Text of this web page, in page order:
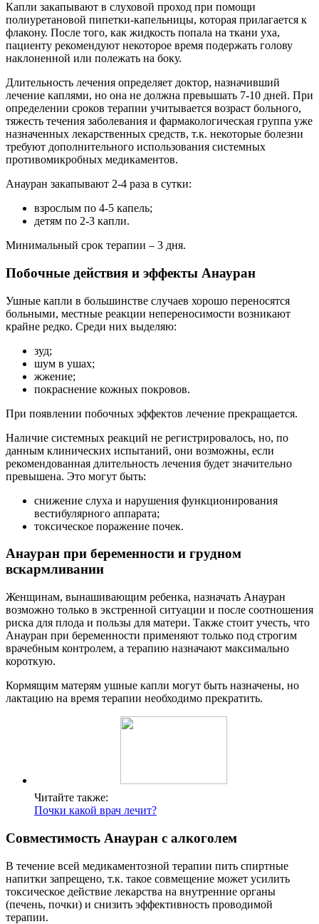
Капли закапывают в слуховой проход при помощи
полиуретановой пипетки-капельницы, которая прилагается к
флакону. После того, как жидкость попала на ткани уха,
пациенту рекомендуют некоторое время подержать голову
наклоненной или полежать на боку.
Длительность лечения определяет доктор, назначивший
лечение каплями, но она не должна превышать 7-10 дней. При
определении сроков терапии учитывается возраст больного,
тяжесть течения заболевания и фармакологическая группа уже
назначенных лекарственных средств, т.к. некоторые болезни
требуют дополнительного использования системных
противомикробных медикаментов.
Анауран закапывают 2-4 раза в сутки:
взрослым по 4-5 капель;
детям по 2-3 капли.
Минимальный срок терапии – 3 дня.
Побочные действия и эффекты Анауран
Ушные капли в большинстве случаев хорошо переносятся
больными, местные реакции непереносимости возникают
крайне редко. Среди них выделяю:
зуд;
шум в ушах;
жжение;
покраснение кожных покровов.
При появлении побочных эффектов лечение прекращается.
Наличие системных реакций не регистрировалось, но, по
данным клинических испытаний, они возможны, если
рекомендованная длительность лечения будет значительно
превышена. Это могут быть:
снижение слуха и нарушения функционирования
вестибулярного аппарата;
токсическое поражение почек.
Анауран при беременности и грудном
вскармливании
Женщинам, вынашивающим ребенка, назначать Анауран
возможно только в экстренной ситуации и после соотношения
риска для плода и пользы для матери. Также стоит учесть, что
Анауран при беременности применяют только под строгим
врачебным контролем, а терапию назначают максимально
короткую.
Кормящим матерям ушные капли могут быть назначены, но
лактацию на время терапии необходимо прекратить.
Читайте также:
Почки какой врач лечит?
Совместимость Анауран с алкоголем
В течение всей медикаментозной терапии пить спиртные
напитки запрещено, т.к. такое совмещение может усилить
токсическое действие лекарства на внутренние органы
(печень, почки) и снизить эффективность проводимой
терапии.